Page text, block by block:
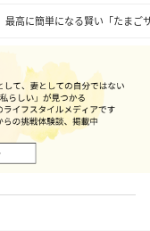
最高に簡単になる賢い「たまご